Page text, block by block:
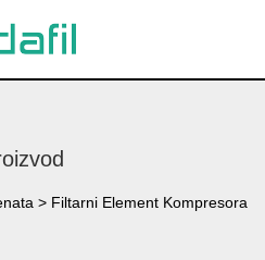
> Filtarni Element Kompresora